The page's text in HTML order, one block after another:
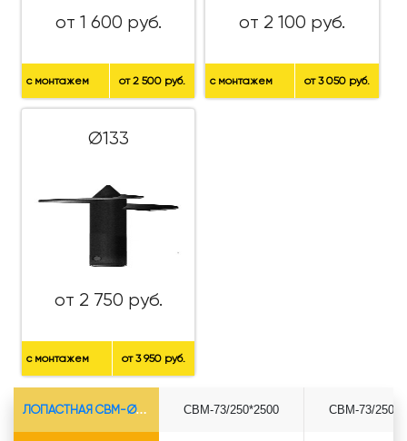
от 1 600 руб.
с монтажем от 2 500 руб.
от 2 100 руб.
с монтажем от 3 050 руб.
Ø133
от 2 750 руб.
с монтажем от 3 950 руб.
ЛОПАСТНАЯ СВМ-Ø73*5.5 СВМ-73/250*2500 СВМ-73/